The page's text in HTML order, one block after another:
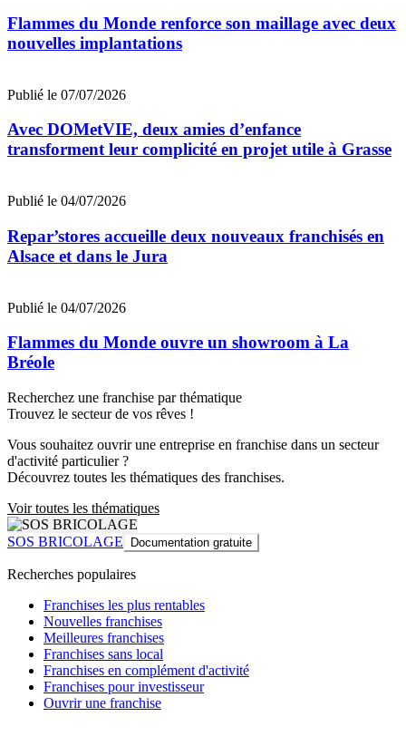
Flammes du Monde renforce son maillage avec deux
nouvelles implantations
Publié le 07/07/2026
Avec DOMetVIE, deux amies d’enfance
transforment leur complicité en projet utile à Grasse
Publié le 04/07/2026
Repar’stores accueille deux nouveaux franchisés en
Alsace et dans le Jura
Publié le 04/07/2026
Flammes du Monde ouvre un showroom à La
Bréole
Recherchez une franchise par thématique
Trouvez le secteur de vos rêves !
Vous souhaitez ouvrir une entreprise en franchise dans un secteur
d'activité particulier ?
Découvrez toutes les thématiques des franchises.
Voir toutes les thématiques
SOS BRICOLAGE Documentation gratuite
Recherches populaires
Franchises les plus rentables
Nouvelles franchises
Meilleures franchises
Franchises sans local
Franchises en complément d'activité
Franchises pour investisseur
Ouvrir une franchise